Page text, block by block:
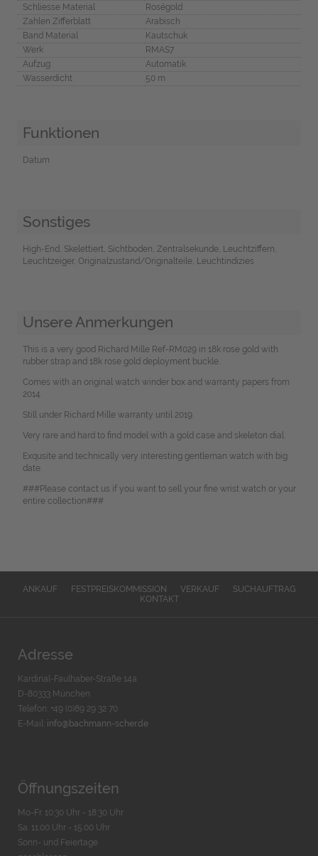
Schliesse Material
Roségold
Zahlen Zifferblatt
Arabisch
Band Material
Kautschuk
Werk
RMAS7
Aufzug
Automatik
Wasserdicht
50 m
Funktionen
Datum
Sonstiges
High-End, Skelettiert, Sichtboden, Zentralsekunde, Leuchtziffern,
Leuchtzeiger, Originalzustand/Originalteile, Leuchtindizies
Unsere Anmerkungen
This is a very good Richard Mille Ref-RM029 in 18k rose gold with
rubber strap and 18k rose gold deployment buckle.
Comes with an original watch winder box and warranty papers from
2014.
Still under Richard Mille warranty until 2019.
Very rare and hard to find model with a gold case and skeleton dial.
Exqusite and technically very interesting gentleman watch with big
date.
###Please contact us if you want to sell your fine wrist watch or your
entire collection###
ANKAUF FESTPREISKOMMISSION VERKAUF
SUCHAUFTRAG
KONTAKT
Adresse
Kardinal-Faulhaber-Straße 14a
D-80333 München
Telefon: +49 (0)89 29 32 70
E-Mail: info@bachmann-scher.de
Öffnungszeiten
Mo-Fr. 10:30 Uhr - 18:30 Uhr
Sa. 11:00 Uhr - 15.00 Uhr
Sonn- und Feiertage